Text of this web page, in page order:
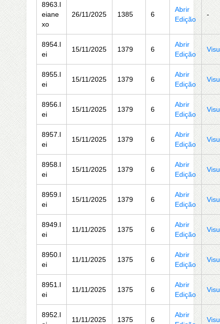
8963.l
eiane
xo
26/11/2025 1385 6
Abrir
Edição
-
8954.l
ei
15/11/2025 1379 6
Abrir
Edição
8955.l
ei
15/11/2025 1379 6
Abrir
Edição
8956.l
ei
15/11/2025 1379 6
Abrir
Edição
8957.l
ei
15/11/2025 1379 6
Abrir
Edição
8958.l
ei
15/11/2025 1379 6
Abrir
Edição
8959.l
ei
15/11/2025 1379 6
Abrir
Edição
8949.l
ei
11/11/2025 1375 6
Abrir
Edição
8950.l
ei
11/11/2025 1375 6
Abrir
Edição
8951.l
ei
11/11/2025 1375 6
Abrir
Edição
8952.l
11/11/2025 1375 6
Abrir